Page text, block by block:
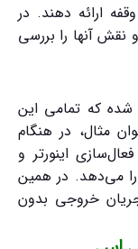
ارائه دهند. در
نقش آنها را بررسی
که تمامی این
مثال، در هنگام
اینورتر و
را می‌دهد. در همین
خروجی بدون